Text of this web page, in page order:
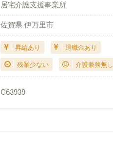
居宅介護支援事業所
佐賀県 伊万里市
昇給あり 退職金あり
残業少ない 介護兼務無し
C63939